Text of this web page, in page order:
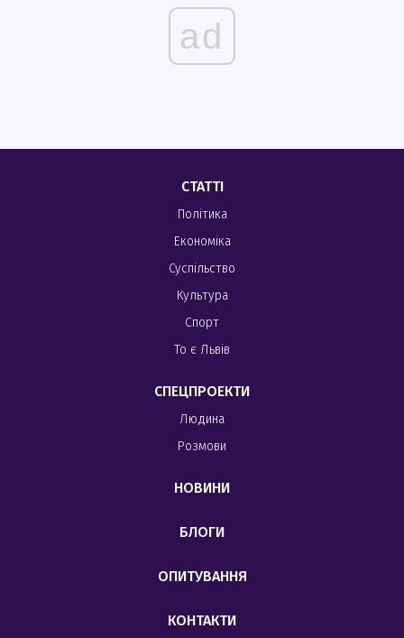
ad
СТАТТІ
Політика
Економіка
Суспільство
Культура
Спорт
То є Львів
СПЕЦПРОЕКТИ
Людина
Розмови
НОВИНИ
БЛОГИ
ОПИТУВАННЯ
КОНТАКТИ